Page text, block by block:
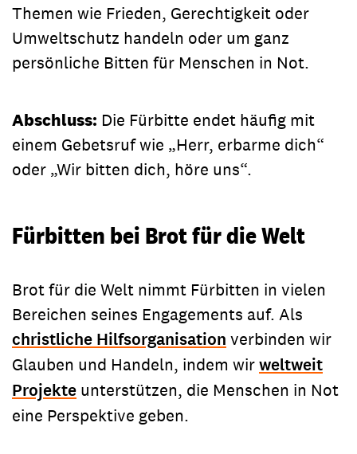
Themen wie Frieden, Gerechtigkeit oder
Umweltschutz handeln oder um ganz
persönliche Bitten für Menschen in Not.
Abschluss: Die Fürbitte endet häufig mit
einem Gebetsruf wie „Herr, erbarme dich“
oder „Wir bitten dich, höre uns“.
Fürbitten bei Brot für die Welt
Brot für die Welt nimmt Fürbitten in vielen
Bereichen seines Engagements auf. Als
christliche Hilfsorganisation verbinden wir
Glauben und Handeln, indem wirweltweit
Projekte unterstützen, die Menschen in Not
eine Perspektive geben.